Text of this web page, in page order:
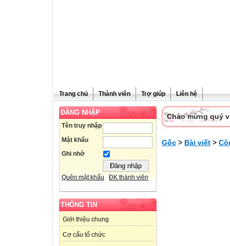
Trang chủ Thành viên Trợ giúp Liên hệ
ĐĂNG NHẬP
Tên truy nhập
Mật khẩu
Ghi nhớ
Quên mật khẩu ĐK thành viên
THÔNG TIN
Giới thiệu chung
Cơ cấu tổ chức
Chào mừng quý
Gốc > Bài viết >